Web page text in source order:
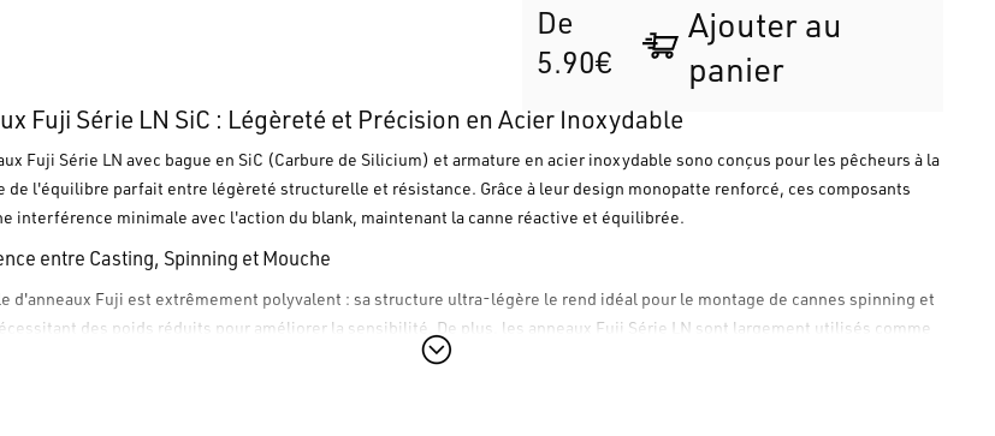
De
5.90€
Ajouter au
panier
Fuji Série LN SiC : Légèreté et Précision en Acier Inoxydable
Fuji Série LN avec bague enSiC (Carbure de Silicium) et armature en acier inoxydable sono conçus pour les pêcheurs à la
de l'équilibre parfait entre légèreté structurelle et résistance. Grâce à leur design monopatte renforcé, ces composants
interférence minimale avec l'action du blank, maintenant la canne réactive et équilibrée.
entre Casting, Spinning et Mouche
d'anneaux Fuji est extrêmement polyvalent : sa structure ultra-légère le rend idéal pour le montage de cannes spinning et
des poids réduits pour améliorer la sensibilité. De plus, les anneaux Fuji Série LN sont largement utilisés comme
de départ (stripper guides) sur les cannes à mouche, où la glisse de la soie est fondamentale pour obtenir des lancers précis